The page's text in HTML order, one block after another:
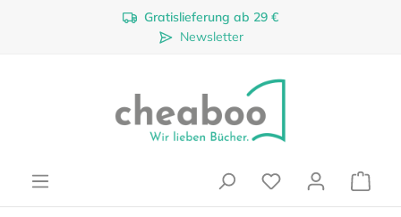
Zum Hauptinhalt springenGratislieferung ab 29 €
Newsletter